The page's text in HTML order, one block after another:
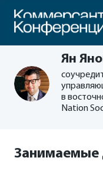
Ян
в
Nation
Занимаемые